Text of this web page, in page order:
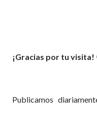
¡Gracias por tu visita!
Publicamos